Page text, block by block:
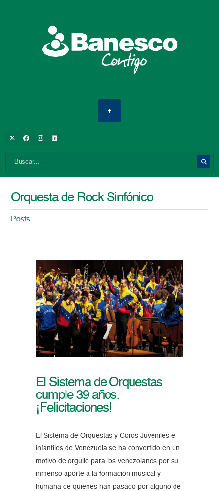
Orquesta de Rock Sinfónico
Posts
El Sistema de Orquestas
cumple 39 años:
¡Felicitaciones!
El Sistema de Orquestas y Coros Juveniles e
infantiles de Venezuela se ha convertido en un
motivo de orgullo para los venezolanos por su
inmenso aporte a la formación musical y
humana de quienes han pasado por alguno de